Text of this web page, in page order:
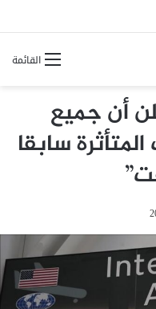
القائمة
أن جميع
سابقا